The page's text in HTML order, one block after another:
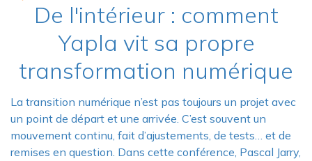
De l'intérieur : comment
Yapla vit sa propre
transformation numérique
La transition numérique n’est pas toujours un projet avec
un point de départ et une arrivée. C’est souvent un
mouvement continu, fait d’ajustements, de tests… et de
remises en question. Dans cette conférence, Pascal Jarry,